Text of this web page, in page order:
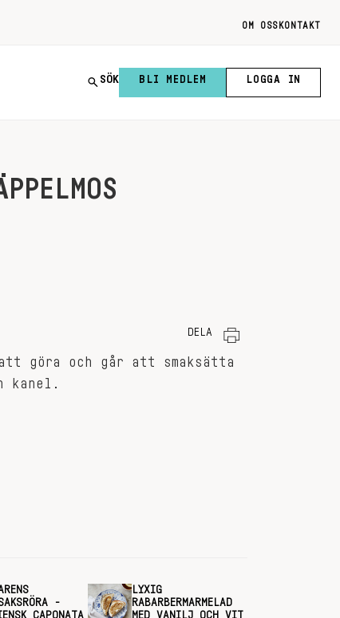
OM OSS KONTAKT
SÖK BLI MEDLEM LOGGA IN
DELA
göra och går att smaksätta
kanel.
-
CAPONATA
LYXIG
RABARBERMARMELAD
MED VANILJ OCH VIT